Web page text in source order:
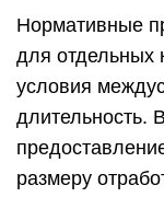
Нормативные
для отдельных
условия
длительность.
размеру